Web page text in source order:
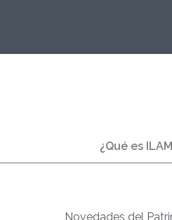
¿Qué es
Novedades del